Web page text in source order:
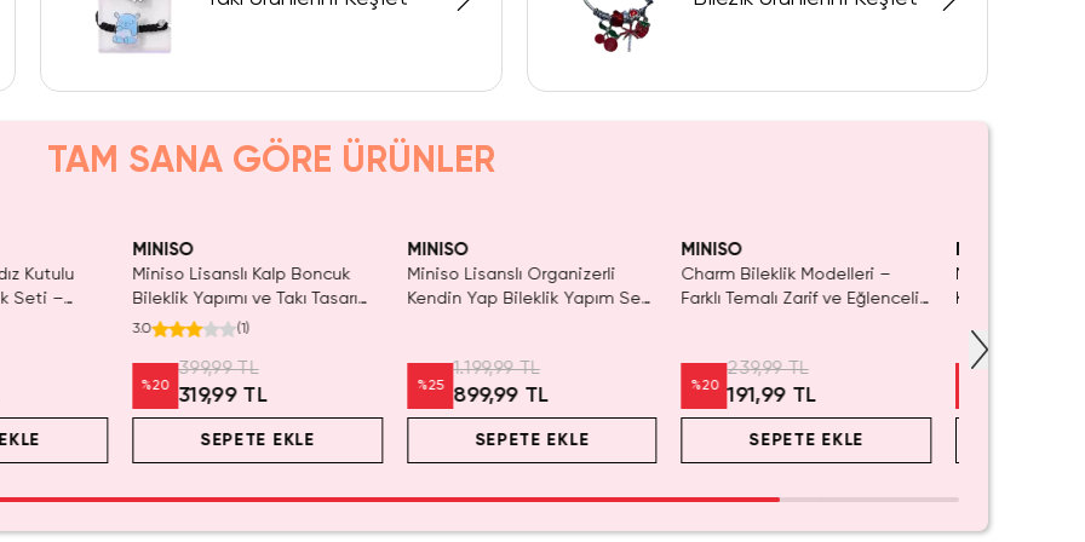
TAM SANA GÖRE ÜRÜNLER
Kutulu
Seti –
Kiti 10,5
MINISO
Miniso Lisanslı Kalp Boncuk
Bileklik Yapımı ve Takı Tasarım
Seti
3.0 (1)
%20
399,99 TL
319,99 TL
SEPETE EKLE
MINISO
Miniso Lisanslı Organizerli
Kendin Yap Bileklik Yapım Seti
%25
1.199,99 TL
899,99 TL
SEPETE EKLE
MINISO
Charm Bileklik Modelleri –
Farklı Temalı Zarif ve Eğlenceli
%20
239,99 TL
191,99 TL
SEPETE EKLE
Miniso Lisanslı
Kutulu İnci